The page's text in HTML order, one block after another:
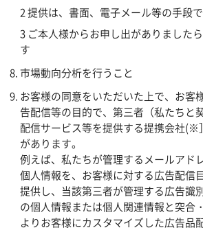
2 提供は、書面、電子メール等の手段で
3 ご本人様からお申し出がありました
す
市場動向分析を行うこと
お客様の同意をいただいた上で、お客
告配信等の目的で、第三者（私たちと
配信サービス等を提供する提携会社(※
があります。
例えば、私たちが管理するメールアド
個人情報を、お客様に対する広告配信
提供し、当該第三者が管理する広告識
の個人情報または個人関連情報と突合
よりお客様にカスタマイズした広告品